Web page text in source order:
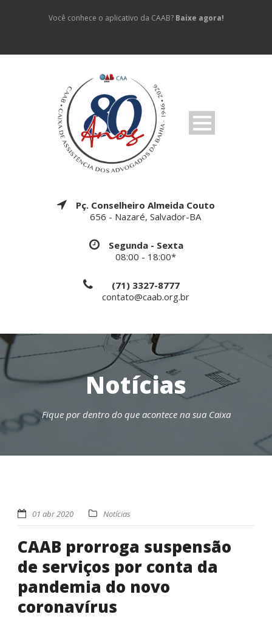
Você conhece o aplicativo da CAAB? Baixe agora!
Pç. Conselheiro Almeida Couto
656 - Nazaré, Salvador-BA
Segunda - Sexta
08:00 - 18:00*
(71) 3327-8777
contato@caab.org.br
Notícias
Fique por dentro do que acontece na sua Caixa
01 abr 2020 Notícias
CAAB prorroga suspensão
de serviços por conta da
pandemia do novo
coronavírus